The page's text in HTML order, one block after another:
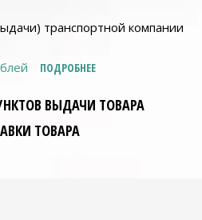
транспортной компании
ПОДРОБНЕЕ
ВЫДАЧИ ТОВАРА
ТОВАРА